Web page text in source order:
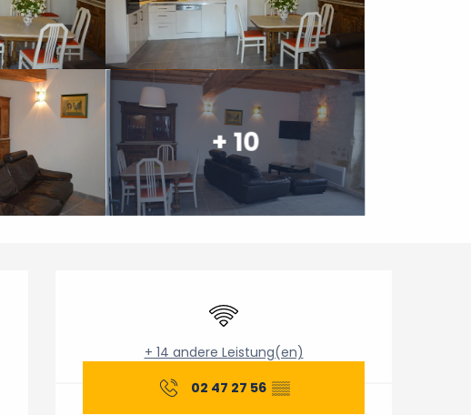
+ 10
Öffnungszeiten &
Wi-Fi
+ 14 andere Leistung(en)
02 47 27 56 ▒▒